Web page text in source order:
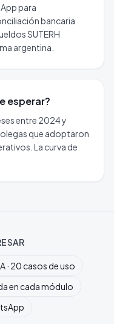
para
bancaria
SUTERH
argentina.
esperar?
entre 2024 y
que adoptaron
La curva de
· 20 casos de uso
en cada módulo